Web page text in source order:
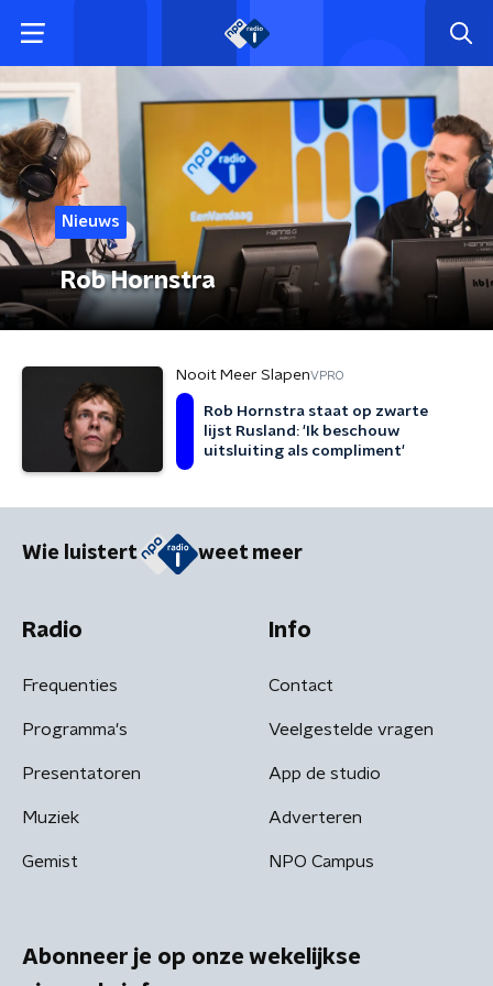
Nieuws
Rob Hornstra
Nooit Meer SlapenVPRO
Rob Hornstra staat op zwarte
lijst Rusland: 'Ik beschouw
uitsluiting als compliment'
Wie luistert weet meer
Radio
Frequenties
Programma's
Presentatoren
Muziek
Gemist
Info
Contact
Veelgestelde vragen
App de studio
Adverteren
NPO Campus
Abonneer je op onze wekelijkse